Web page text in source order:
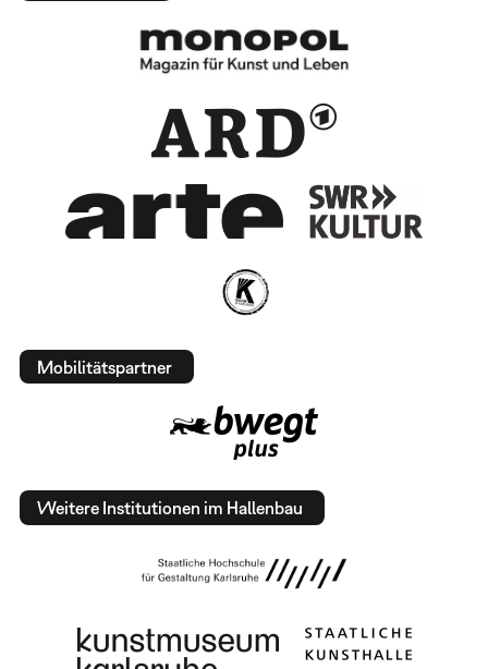
Mobilitätspartner
Weitere Institutionen im Hallenbau